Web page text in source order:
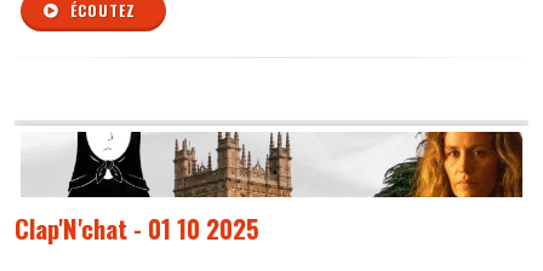
ÉCOUTEZ
Clap'N'chat - 01 10 2025